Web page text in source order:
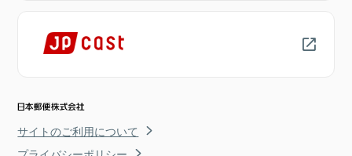
サイトのご利用について